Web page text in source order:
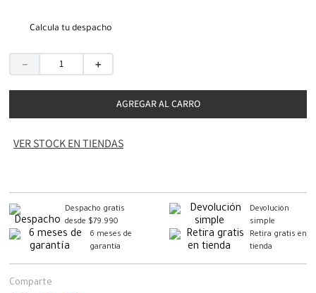
Calcula tu despacho
＋
－
AGREGAR AL CARRO
VER STOCK EN TIENDAS
Despacho gratis
desde $79.990
Devolución
simple
6 meses de
garantía
Retira gratis en
tienda
Comparte